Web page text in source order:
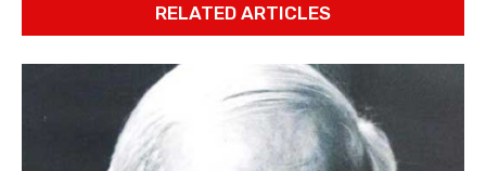
RELATED ARTICLES